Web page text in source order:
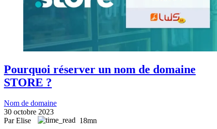
Pourquoi réserver un nom de domaine
STORE ?
Nom de domaine
30 octobre 2023
Par Elise
18mn